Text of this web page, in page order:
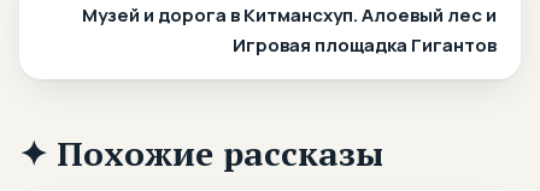
Музей и дорога в Китмансхуп. Алоевый лес и
Игровая площадка Гигантов
✦ Похожие рассказы